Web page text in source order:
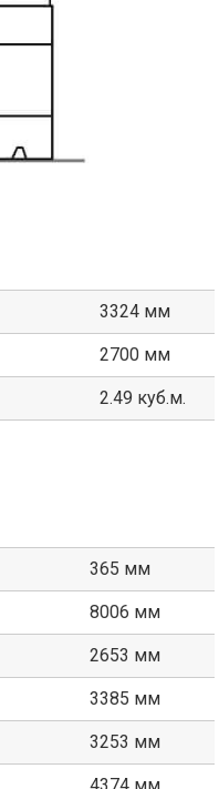
3324 мм
2700 мм
2.49 куб.м.
365 мм
8006 мм
2653 мм
3385 мм
3253 мм
4374 мм